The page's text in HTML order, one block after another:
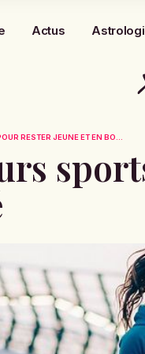
Actus
RESTER JEUNE ET EN BO...